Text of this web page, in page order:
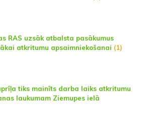
RAS uzsāk atbalsta pasākumus
atkritumu apsaimniekošanai (1)
tiks mainīts darba laiks atkritumu
laukumam Ziemupes ielā